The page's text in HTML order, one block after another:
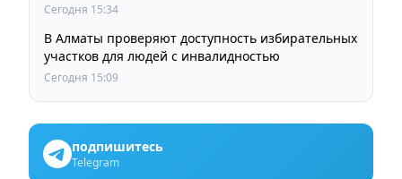
Сегодня 15:34
В Алматы проверяют доступность избирательных
участков для людей с инвалидностью
Сегодня 15:09
подпишитесь
Telegram